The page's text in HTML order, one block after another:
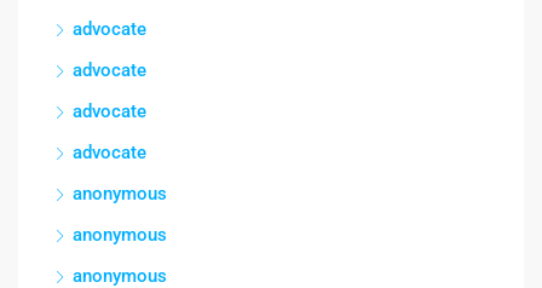
advocate
advocate
advocate
advocate
anonymous
anonymous
anonymous